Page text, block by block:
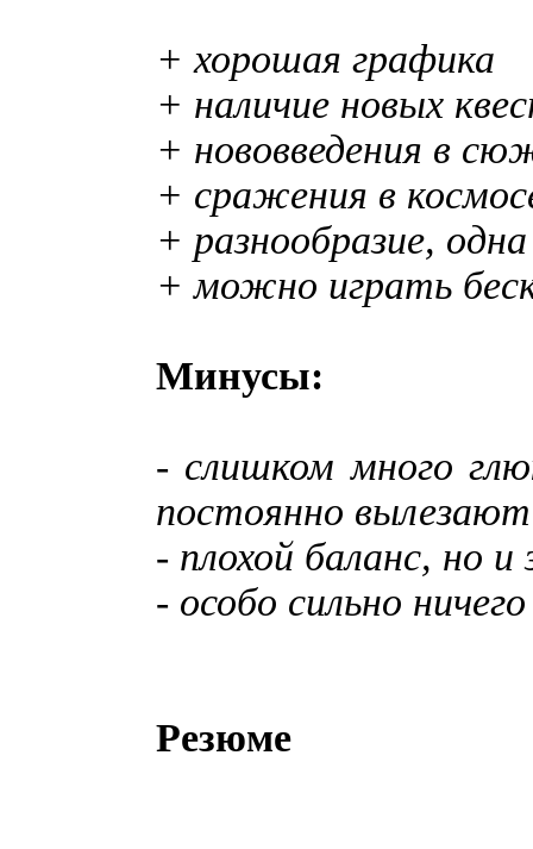
+ хорошая графика
+ наличие новых
+ нововведения в
+ сражения в
+ разнообразие,
+ можно играть
Минусы:
- слишком много
постоянно
- плохой баланс, но
- особо сильно
Резюме